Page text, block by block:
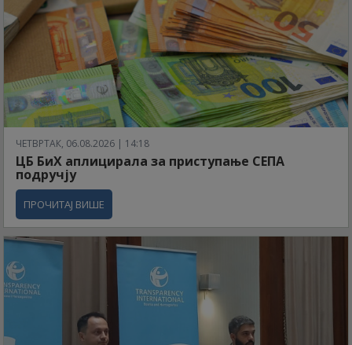
ЧЕТВРТАК, 06.08.2026 | 14:18
ЦБ БиХ аплицирала за приступање СЕПА
подручју
ПРОЧИТАЈ ВИШЕ